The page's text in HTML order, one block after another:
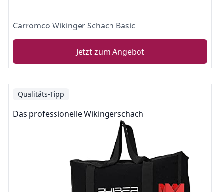
Carromco Wikinger Schach Basic
Jetzt zum Angebot
Qualitäts-Tipp
Das professionelle Wikingerschach